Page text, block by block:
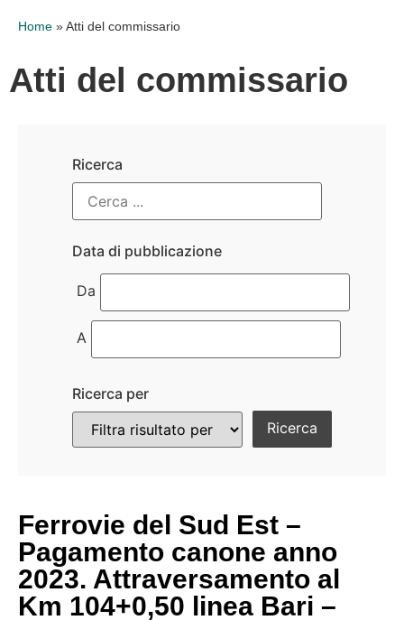
Home » Atti del commissario
Atti del commissario
Ricerca
Data di pubblicazione
Da
A
Ricerca per
Ferrovie del Sud Est –
Pagamento canone anno
2023. Attraversamento al
Km 104+0,50 linea Bari –